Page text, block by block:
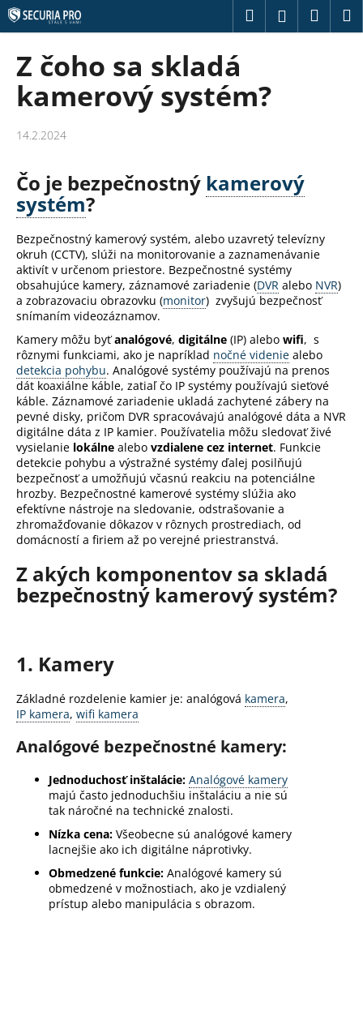
Prejsť
na
obsah
Hľadať
Z čoho sa skladá
kamerový systém?
14.2.2024
Čo je bezpečnostný kamerový
systém?
Bezpečnostný kamerový systém, alebo uzavretý televízny
okruh (CCTV), slúži na monitorovanie a zaznamenávanie
aktivít v určenom priestore. Bezpečnostné systémy
obsahujúce kamery, záznamové zariadenie (DVR alebo NVR)
a zobrazovaciu obrazovku (monitor) zvyšujú bezpečnosť
snímaním videozáznamov.
Kamery môžu byťanalógové, digitálne (IP) alebo wifi, s
rôznymi funkciami, ako je napríklad nočné videnie alebo
detekcia pohybu. Analógové systémy používajú na prenos
dát koaxiálne káble, zatiaľ čo IP systémy používajú sieťové
káble. Záznamové zariadenie ukladá zachytené zábery na
pevné disky, pričom DVR spracovávajú analógové dáta a NVR
digitálne dáta z IP kamier. Používatelia môžu sledovať živé
vysielanie lokálne alebo vzdialene cez internet. Funkcie
detekcie pohybu a výstražné systémy ďalej posilňujú
bezpečnosť a umožňujú včasnú reakciu na potenciálne
hrozby. Bezpečnostné kamerové systémy slúžia ako
efektívne nástroje na sledovanie, odstrašovanie a
zhromažďovanie dôkazov v rôznych prostrediach, od
domácností a firiem až po verejné priestranstvá.
Z akých komponentov sa skladá
bezpečnostný kamerový systém?
1. Kamery
Základné rozdelenie kamier je: analógová kamera,
IP kamera, wifi kamera
Analógové bezpečnostné kamery:
Jednoduchosť inštalácie: Analógové kamery
majú často jednoduchšiu inštaláciu a nie sú
tak náročné na technické znalosti.
Nízka cena: Všeobecne sú analógové kamery
lacnejšie ako ich digitálne náprotivky.
Obmedzené funkcie: Analógové kamery sú
obmedzené v možnostiach, ako je vzdialený
prístup alebo manipulácia s obrazom.
K
o
Č
o
p
t
r
e
b
u
j
e
t
e
n
á
j
s
ť
?
HĽADAŤ
p
o
r
ú
č
a